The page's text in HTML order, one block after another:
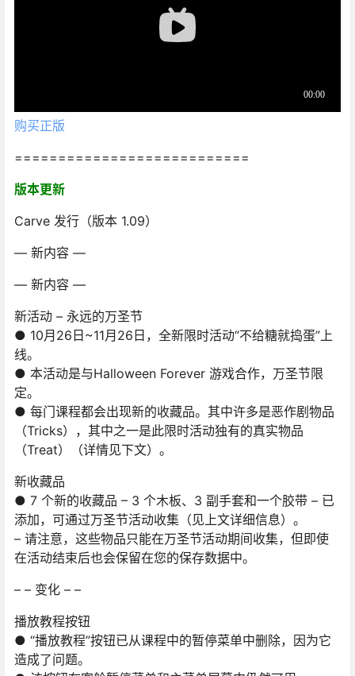
购买正版
===========================
版本更新
Carve 发行（版本 1.09）
— 新内容 —
— 新内容 —
新活动 – 永远的万圣节
● 10月26日~11月26日，全新限时活动“不给糖就捣蛋”上
线。
● 本活动是与Halloween Forever 游戏合作，万圣节限
定。
● 每门课程都会出现新的收藏品。其中许多是恶作剧物品
（Tricks），其中之一是此限时活动独有的真实物品
（Treat）（详情见下文）。
新收藏品
● 7 个新的收藏品 – 3 个木板、3 副手套和一个胶带 – 已
添加，可通过万圣节活动收集（见上文详细信息）。
– 请注意，这些物品只能在万圣节活动期间收集，但即使
在活动结束后也会保留在您的保存数据中。
– – 变化 – –
播放教程按钮
● “播放教程”按钮已从课程中的暂停菜单中删除，因为它
造成了问题。